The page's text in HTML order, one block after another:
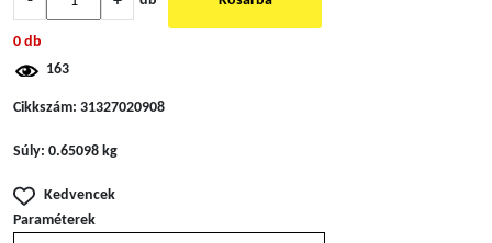
0 db
163
Cikkszám: 31327020908
Súly: 0.65098 kg
Kedvencek
Paraméterek